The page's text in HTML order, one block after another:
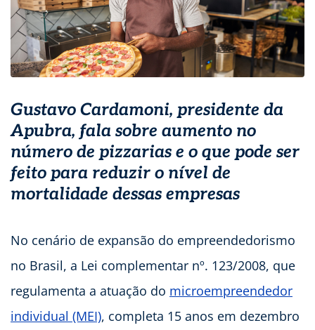
Gustavo Cardamoni, presidente da
Apubra, fala sobre aumento no
número de pizzarias e o que pode ser
feito para reduzir o nível de
mortalidade dessas empresas
No cenário de expansão do empreendedorismo
no Brasil, a Lei complementar nº. 123/2008, que
regulamenta a atuação do microempreendedor
individual (MEI), completa 15 anos em dezembro